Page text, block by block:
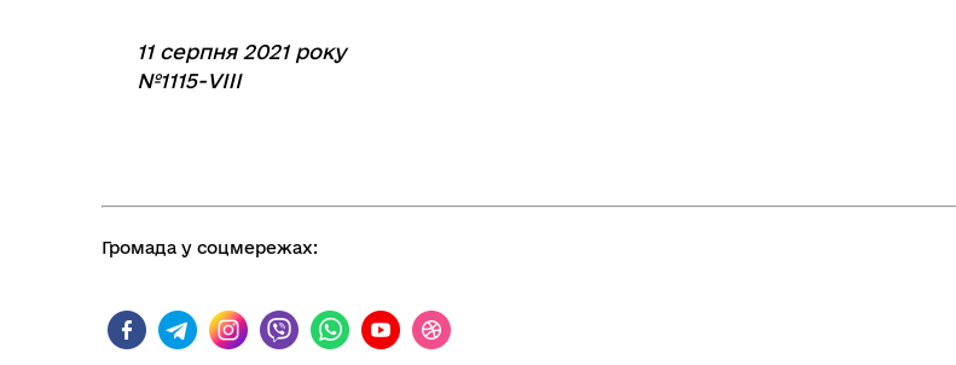
11 серпня 2021 року
№1115-VIII
Громада у соцмережах: